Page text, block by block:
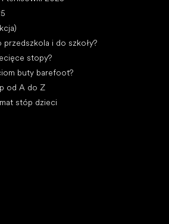
i do szkoły?
stopy?
buty barefoot?
od A do Z
stóp dzieci